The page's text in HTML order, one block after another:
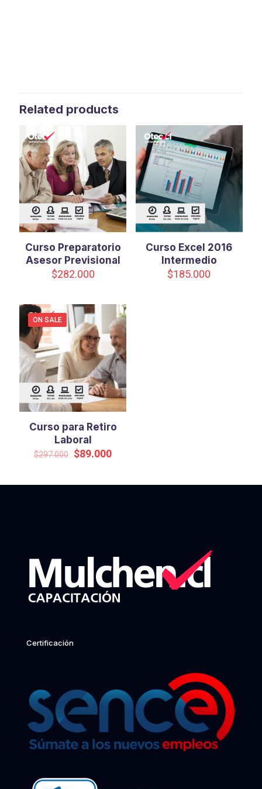
Related products
Curso Preparatorio
Asesor Previsional
$282.000
Curso Excel 2016
Intermedio
$185.000
ON SALE
Curso para Retiro
Laboral
$297.000 Original
$297.000.
$89.000Current
$89.000.
Certificación